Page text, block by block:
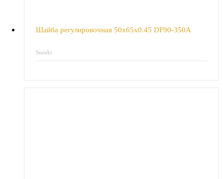
Шайба регулировочная 50x65x0.45 DF90-350A
Suzuki